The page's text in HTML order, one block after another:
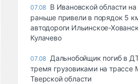
07.08 В Ивановской области на
раньше привели в порядок 5
автодороги Ильинское-
Кулачево
07.08 Дальнобойщик погиб в
тремя грузовиками на трассе
Тверской области